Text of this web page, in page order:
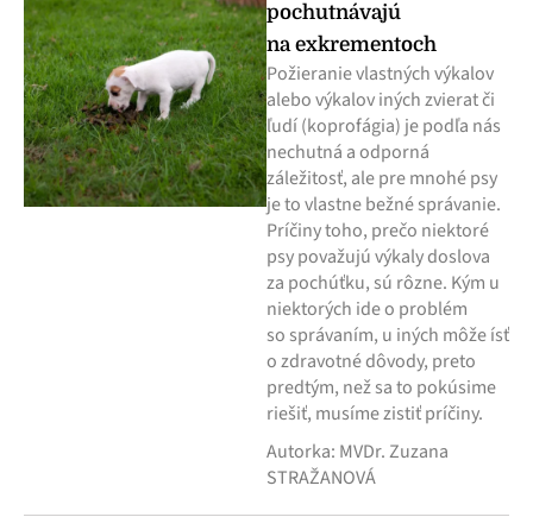
pochutnávajú
na exkrementoch
Požieranie vlastných výkalov
alebo výkalov iných zvierat či
ľudí (koprofágia) je podľa nás
nechutná a odporná
záležitosť, ale pre mnohé psy
je to vlastne bežné správanie.
Príčiny toho, prečo niektoré
psy považujú výkaly doslova
za pochúťku, sú rôzne. Kým u
niektorých ide o problém
so správaním, u iných môže ísť
o zdravotné dôvody, preto
predtým, než sa to pokúsime
riešiť, musíme zistiť príčiny.
Autorka: MVDr. Zuzana
STRAŽANOVÁ